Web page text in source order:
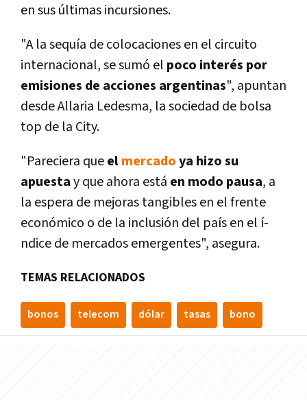
en sus últimas incursiones.
"A la sequí­a de colocaciones en el circuito
internacional, se sumó el poco interés por
emisiones de acciones argentinas", apuntan
desde Allaria Ledesma, la sociedad de bolsa
top de la City.
"Pareciera queelmercadoya hizo su
apuestay que ahora está en modo pausa, a
la espera de mejoras tangibles en el frente
económico o de la inclusión del paí­s en el í­
ndice de mercados emergentes", asegura.
TEMAS RELACIONADOS
bonos telecom dólar tasas bono